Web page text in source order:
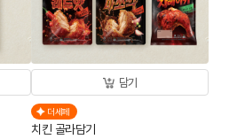
담기
더세페
치킨 골라담기